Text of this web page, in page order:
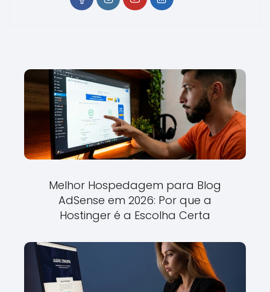
Melhor Hospedagem para Blog
AdSense em 2026: Por que a
Hostinger é a Escolha Certa